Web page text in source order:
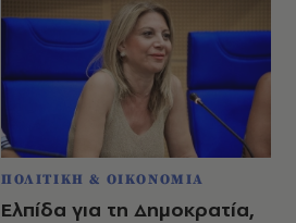
ΠΟΛΙΤΙΚΗ & ΟΙΚΟΝΟΜΙΑ
Ελπίδα για τη Δημοκρατία,